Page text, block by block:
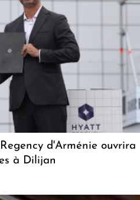
d'Arménie ouvrira
à Dilijan